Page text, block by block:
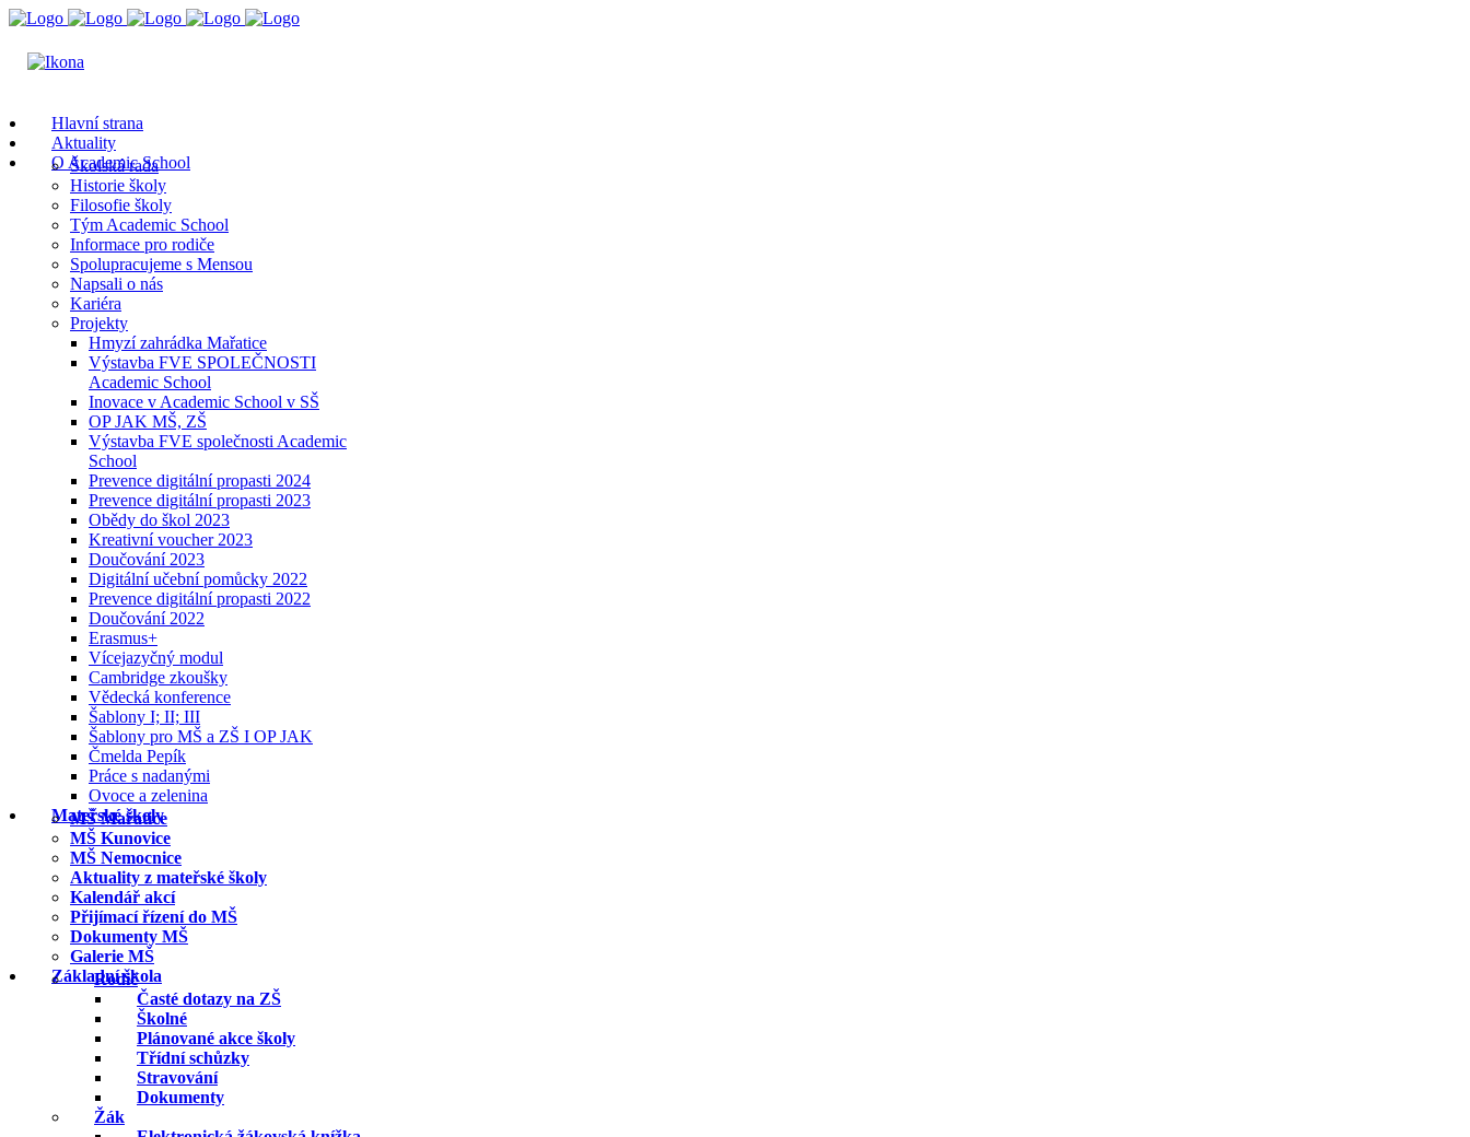
Hlavní strana
Aktuality
O Academic School
Školská rada
Historie školy
Filosofie školy
Tým Academic School
Informace pro rodiče
Spolupracujeme s Mensou
Napsali o nás
Kariéra
Projekty
Hmyzí zahrádka Mařatice
Výstavba FVE SPOLEČNOSTI
Academic School
Inovace v Academic School v SŠ
OP JAK MŠ, ZŠ
Výstavba FVE společnosti Academic
School
Prevence digitální propasti 2024
Prevence digitální propasti 2023
Obědy do škol 2023
Kreativní voucher 2023
Doučování 2023
Digitální učební pomůcky 2022
Prevence digitální propasti 2022
Doučování 2022
Erasmus+
Vícejazyčný modul
Cambridge zkoušky
Vědecká konference
Šablony I; II; III
Šablony pro MŠ a ZŠ I OP JAK
Čmelda Pepík
Práce s nadanými
Ovoce a zelenina
Mateřské školy
MŠ Mařatice
MŠ Kunovice
MŠ Nemocnice
Aktuality z mateřské školy
Kalendář akcí
Přijímací řízení do MŠ
Dokumenty MŠ
Galerie MŠ
Základní škola
Rodič
Časté dotazy na ZŠ
Školné
Plánované akce školy
Třídní schůzky
Stravování
Dokumenty
Žák